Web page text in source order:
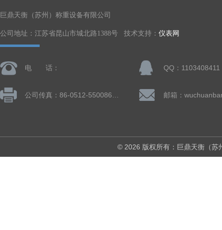
巨鼎天衡（苏州）称重设备有限公司
公司地址：江苏省昆山市城北路1388号 技术支持： 仪表网
电 话： QQ：1103408411
© 2026 版权所有：巨鼎天衡（